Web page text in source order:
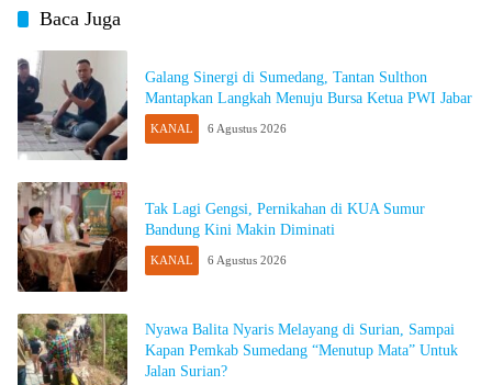
Baca Juga
Galang Sinergi di Sumedang, Tantan Sulthon
Mantapkan Langkah Menuju Bursa Ketua PWI Jabar
KANAL 6 Agustus 2026
Tak Lagi Gengsi, Pernikahan di KUA Sumur
Bandung Kini Makin Diminati
KANAL 6 Agustus 2026
Nyawa Balita Nyaris Melayang di Surian, Sampai
Kapan Pemkab Sumedang “Menutup Mata” Untuk
Jalan Surian?